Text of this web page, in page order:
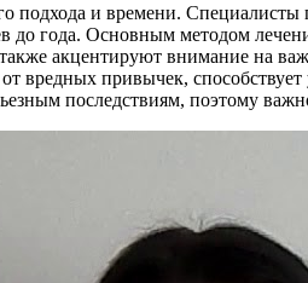
подхода и времени.
года. Основным методом
акцентируют внимание на
вредных привычек,
последствиям, поэтому